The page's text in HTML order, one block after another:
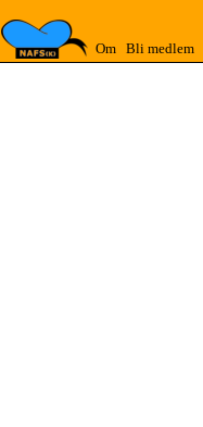
Om Bli medlem